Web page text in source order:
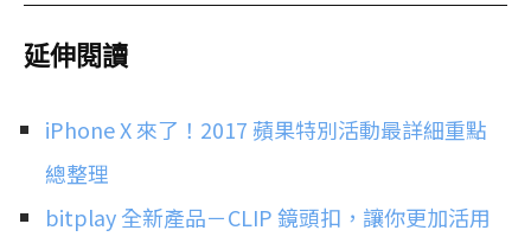
延伸閱讀
iPhone X 來了！2017 蘋果特別活動最詳細重點
總整理
bitplay 全新產品－CLIP 鏡頭扣，讓你更加活用